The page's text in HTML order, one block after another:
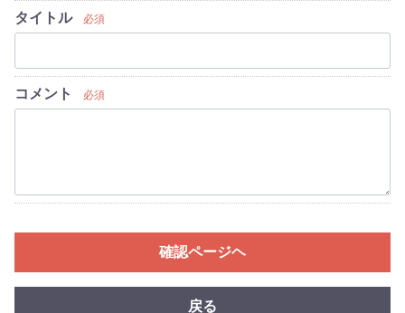
タイトル 必須
コメント 必須
確認ページヘ
戻る